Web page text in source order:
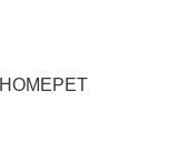
HOMEPET